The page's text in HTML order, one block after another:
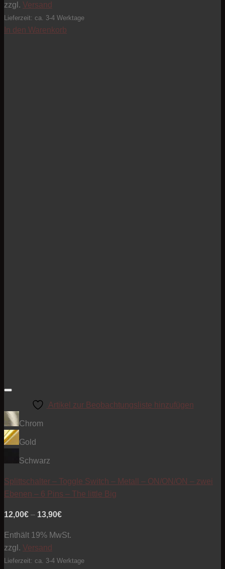
zzgl. Versand
Lieferzeit: ca. 3-4 Werktage
In den Warenkorb
Artikel zur Beobachtungsliste hinzufügen
Chrom
Gold
Schwarz
Splittschalter – Toggle Switch – Metall – ON/ON/ON – zwei
Ebenen – 6 Pins – The little Big
12,00€ – 13,90€Preisspanne:
bis
Enthält 19% MwSt.
zzgl. Versand
Lieferzeit: ca. 3-4 Werktage